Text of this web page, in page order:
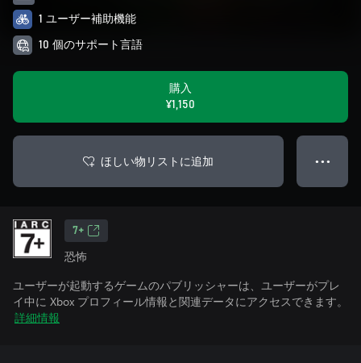
1 ユーザー補助機能
10 個のサポート言語
購入
¥1,150
ほしい物リストに追加 ● ● ●
7+
恐怖
ユーザーが起動するゲームのパブリッシャーは、ユーザーがプレ
イ中に Xbox プロフィール情報と関連データにアクセスできます。
詳細情報